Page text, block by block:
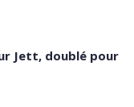
Jett, doublé pour